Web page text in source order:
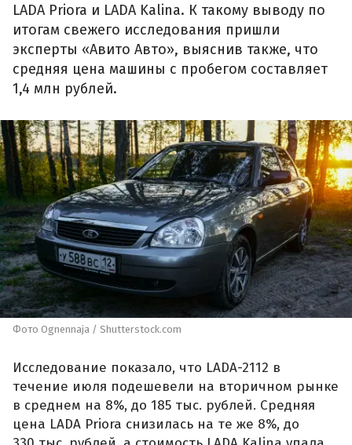
LADA Priora и LADA Kalina. К такому выводу по
итогам свежего исследования пришли
эксперты «Авито Авто», выяснив также, что
средняя цена машины с пробегом составляет
1,4 млн рублей.
Фото Ognennaja / Shutterstock.com
Исследование показало, что LADA-2112 в
течение июля подешевели на вторичном рынке
в среднем на 8%, до 185 тыс. рублей. Средняя
цена LADA Priora снизилась на те же 8%, до